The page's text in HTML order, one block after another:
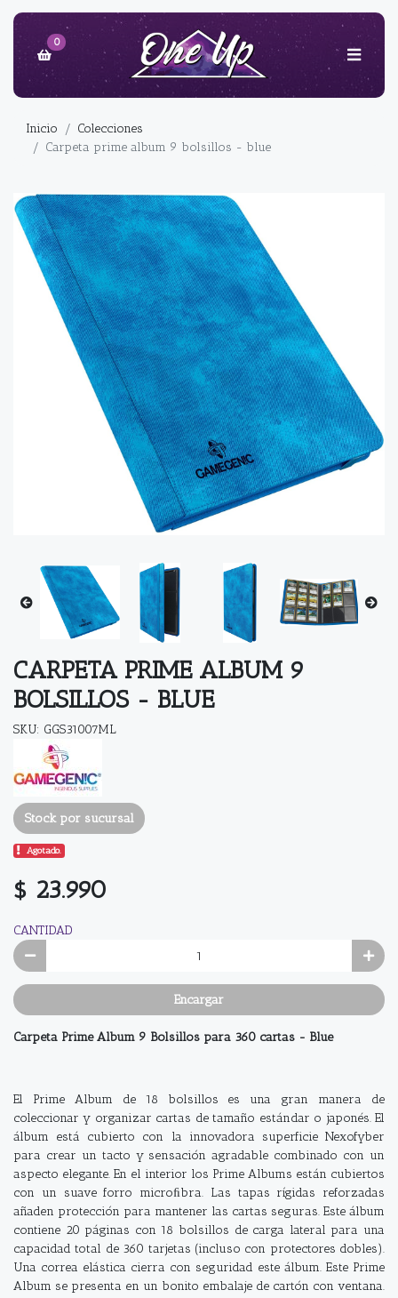
0
Inicio
Colecciones
Carpeta prime album 9 bolsillos - blue
CARPETA PRIME ALBUM 9
BOLSILLOS - BLUE
SKU: GGS31007ML
Stock por sucursal
Agotado.
$ 23.990
CANTIDAD
Encargar
Carpeta Prime Album 9 Bolsillos para 360 cartas - Blue
El Prime Album de 18 bolsillos es una gran manera de
coleccionar y organizar cartas de tamaño estándar o japonés. El
álbum está cubierto con la innovadora superficie Nexofyber
para crear un tacto y sensación agradable combinado con un
aspecto elegante. En el interior los Prime Albums están cubiertos
con un suave forro microﬁbra. Las tapas rígidas reforzadas
añaden protección para mantener las cartas seguras. Este álbum
contiene 20 páginas con 18 bolsillos de carga lateral para una
capacidad total de 360 tarjetas (incluso con protectores dobles).
Una correa elástica cierra con seguridad este álbum. Este Prime
Album se presenta en un bonito embalaje de cartón con ventana.